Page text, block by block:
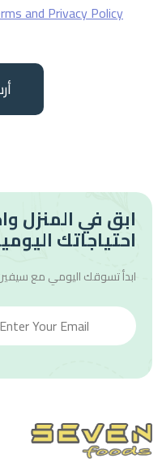
and Privacy Policy
ابق في المنزل
احتياجاتك
ابدأ تسوقك اليومي مع